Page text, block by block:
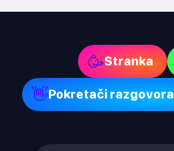
🥳Stranka
👋Pokretači razgovora